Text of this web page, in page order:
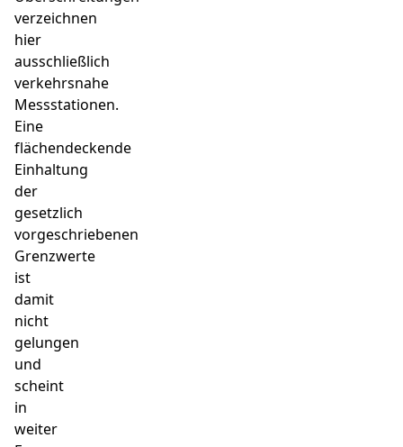
verzeichnen
hier
ausschließlich
verkehrsnahe
Messstationen.
Eine
flächendeckende
Einhaltung
der
gesetzlich
vorgeschriebenen
Grenzwerte
ist
damit
nicht
gelungen
und
scheint
in
weiter